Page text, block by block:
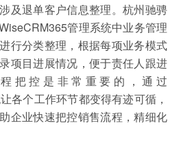
及退单客户信息整理。杭州驰骋
管理系统中业务管理
行分类整理，根据每项业务模式
项目进展情况，便于责任人跟进
把控是非常重要的，通过
各个工作环节都变得有迹可循，
企业快速把控销售流程，精细化